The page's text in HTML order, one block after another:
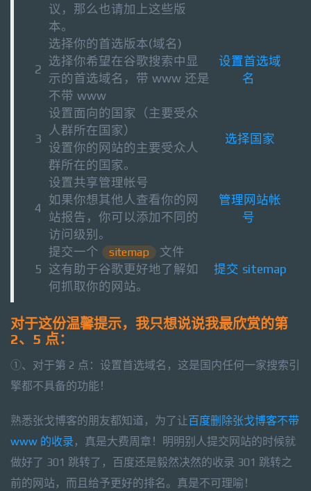
议，那么也请加上这些版
本。
2
选择你的首选版本(域名)
选择你希望在谷歌搜索中显
示的首选域名，带 www 还是
不带 www
设置首选域
名
3
设置面向的国家（主要受众
人群所在国家）
设置你的网站的主要受众人
群所在的国家。
选择国家
4
设置共享管理帐号
如果你想其他人查看你的网
站报告，你可以添加不同的
访问级别。
管理网站帐
号
5
提交一个 sitemap
文件
这有助于谷歌 更好地了解如
何抓取你的网站。
提交 sitemap
对于这份温馨提示，我只想说说我最欣赏的第
2、5 点：
①、对于第 2 点：设置首选域名，这是国内任何一家搜索引
擎都不具备的功能！
熟悉张戈博客的朋友都知道，为了让百度删除张戈博客不带
www 的收录 ，真是大费周章！明明别人提交网站的时候就
做好了 301 跳转了，百度还是毅然决然的收录 301 跳转之
前的网站，而且给予更好的排名。真是不可理喻！